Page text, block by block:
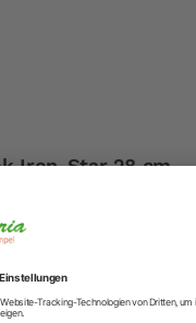
Iron-Star 28 cm
Wok?
zubereiten wie
der Richtige!
Eisen & Edelstahl
von Schulte Ufer